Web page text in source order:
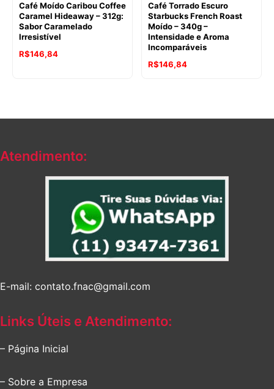
Café Moído Caribou Coffee
Caramel Hideaway – 312g:
Sabor Caramelado
Irresistível
R$146,84
Café Torrado Escuro
Starbucks French Roast
Moído – 340g –
Intensidade e Aroma
Incomparáveis
O
R$146,84O
Atendimento:
E-mail: contato.fnac@gmail.com
Links Úteis e Atendimento:
– Página Inicial
– Sobre a Empresa